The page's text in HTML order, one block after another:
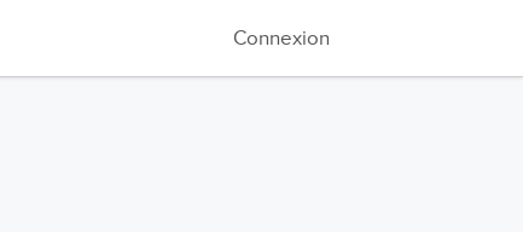
Connexion